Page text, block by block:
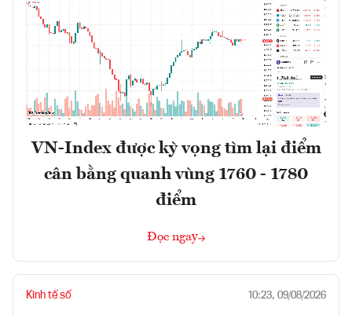
VN-Index được kỳ vọng tìm lại điểm
cân bằng quanh vùng 1760 - 1780
điểm
Đọc ngay
Kinh tế số 10:23, 09/08/2026